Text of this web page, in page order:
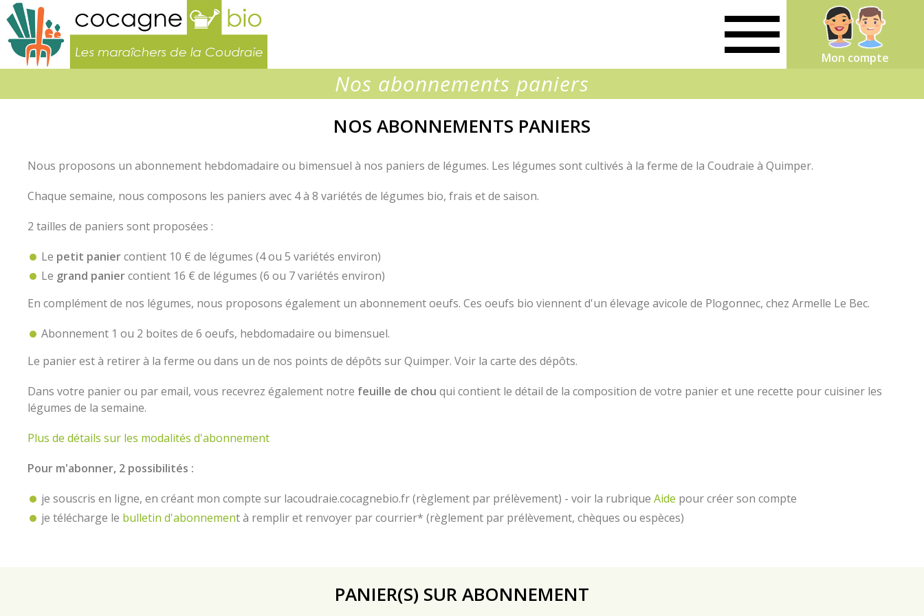
Mon compte
Nos abonnements paniers
NOS ABONNEMENTS PANIERS
Nous proposons un abonnement hebdomadaire ou bimensuel à nos paniers de légumes. Les légumes sont cultivés à la ferme de la Coudraie à Quimper.
Chaque semaine, nous composons les paniers avec 4 à 8 variétés de légumes bio, frais et de saison.
2 tailles de paniers sont proposées :
Le petit paniercontient 10 € de légumes (4 ou 5 variétés environ)
Le grand paniercontient 16 € de légumes (6 ou 7 variétés environ)
En complément de nos légumes, nous proposons également un abonnement oeufs. Ces oeufs bio viennent d'un élevage avicole de Plogonnec, chez Armelle Le Bec.
Abonnement 1 ou 2 boites de 6 oeufs, hebdomadaire ou bimensuel.
Le panier est à retirer à la ferme ou dans un de nos points de dépôts sur Quimper. Voir la carte des dépôts.
Dans votre panier ou par email, vous recevrez également notre feuille de chou qui contient le détail de la composition de votre panier et une recette pour cuisiner les
légumes de la semaine.
Plus de détails sur les modalités d'abonnement
Pour m'abonner, 2 possibilités :
je souscris en ligne, en créant mon compte sur lacoudraie.cocagnebio.fr (règlement par prélèvement) - voir la rubrique Aide pour créer son compte
je télécharge le bulletin d'abonnement à remplir et renvoyer par courrier* (règlement par prélèvement, chèques ou espèces)
PANIER(S) SUR ABONNEMENT